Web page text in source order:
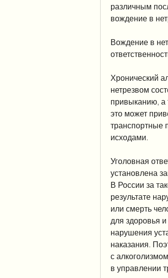
различным
вождение в
Вождение в
Хронический
нетрезвом
привыканию, а
это может
транспортные
исходами.
Уголовная
установлена
В России за
результате
или смерть
для здоровья
нарушения
наказания.
с
в управлении